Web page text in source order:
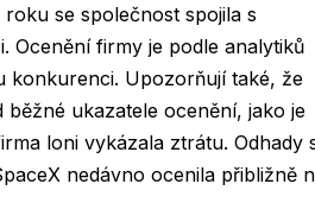
se společnost spojila s
Ocenění firmy je podle analytiků
konkurenci. Upozorňují také, že
ukazatele ocenění, jako je
loni vykázala ztrátu. Odhady
nedávno ocenila přibližně